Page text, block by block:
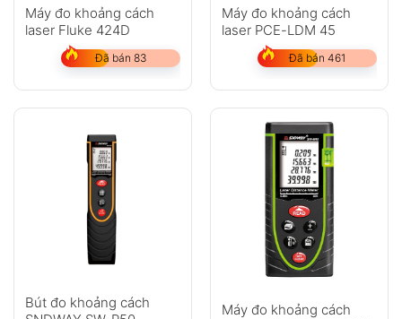
Máy đo khoảng cách
laser Fluke 424D
Đã bán 83
Máy đo khoảng cách
laser PCE-LDM 45
Đã bán 461
Bút đo khoảng cách
Máy đo khoảng cách